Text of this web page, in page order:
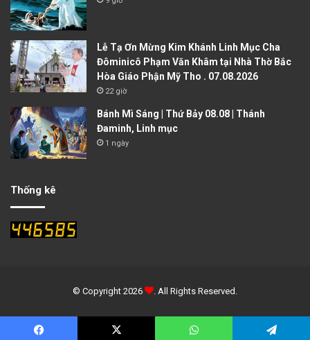
Lễ Tạ Ơn Mừng Kim Khánh Linh Mục Cha
Đôminicô Phạm Văn Khâm tại Nhà Thờ Bắc
Hòa Giáo Phận Mỹ Tho . 07.08.2026
22 giờ
Bánh Mì Sáng | Thứ Bảy 08.08 | Thánh
Đaminh, Linh mục
1 ngày
Thống kê
© Copyright 2026 . All Rights Reserved.